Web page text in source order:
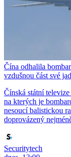
Čína odhalila
vzdušnou část své
Čínská státní
na kterých je
nesoucí balistickou
doprovázený
Securitytech